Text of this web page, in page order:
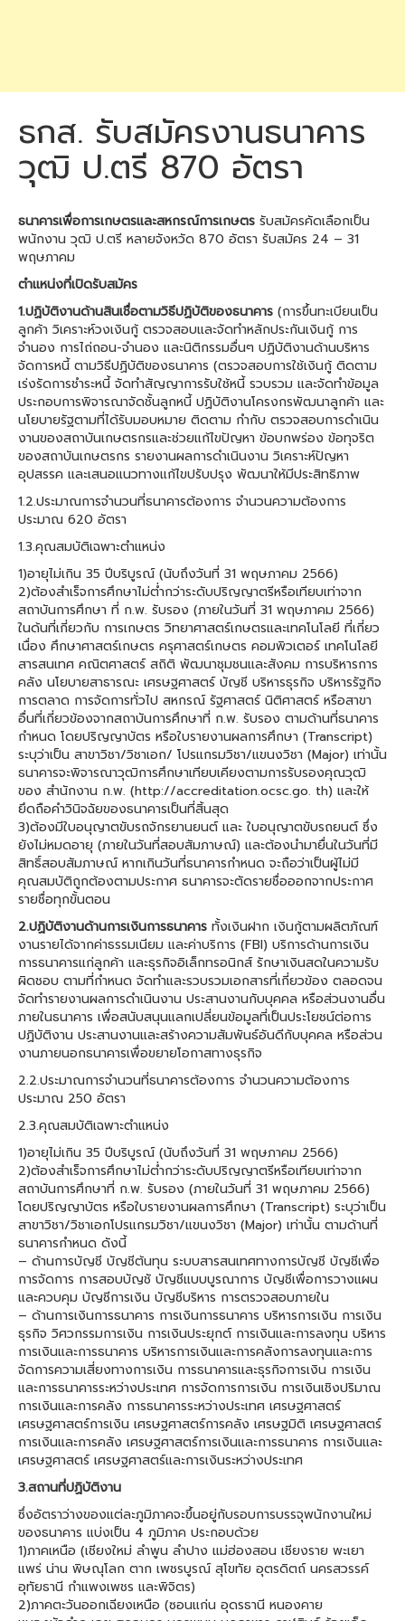
ธกส. รับสมัครงานธนาคาร
วุฒิ ป.ตรี 870 อัตรา
ธนาคารเพื่อการเกษตรและสหกรณ์การเกษตร รับสมัครคัดเลือกเป็น
พนักงาน วุฒิ ป.ตรี หลายจังหวัด 870 อัตรา รับสมัคร 24 – 31
พฤษภาคม
ตำแหน่งที่เปิดรับสมัคร
1.ปฏิบัติงานด้านสินเชื่อตามวิธีปฏิบัติของธนาคาร (การขึ้นทะเบียนเป็น
ลูกค้า วิเคราะห์วงเงินกู้ ตรวจสอบและจัดทำหลักประกันเงินกู้ การ
จำนอง การไถ่ถอน-จำนอง และนิติกรรมอื่นๆ ปฏิบัติงานด้านบริหาร
จัดการหนี้ ตามวิธีปฏิบัติของธนาคาร (ตรวจสอบการใช้เงินกู้ ติดตาม
เร่งรัดการชำระหนี้ จัดทำสัญญาการรับใช้หนี้ รวบรวม และจัดทำข้อมูล
ประกอบการพิจารณาจัดชั้นลูกหนี้ ปฏิบัติงานโครงกรพัฒนาลูกค้า และ
นโยบายรัฐตามที่ได้รับมอบหมาย ติดตาม กำกับ ตรวจสอบการดำเนิน
งานของสถาบันเกษตรกรและช่วยแก้ไขปัญหา ข้อบกพร่อง ข้อทุจริต
ของสถาบันเกษตรกร รายงานผลการดำเนินงาน วิเคราะห์ปัญหา
อุปสรรค และเสนอแนวทางแก้ไขปรับปรุง พัฒนาให้มีประสิทธิภาพ
1.2.ประมาณการจำนวนที่ธนาคารต้องการ จำนวนความต้องการ
ประมาณ 620 อัตรา
1.3.คุณสมบัติเฉพาะตำแหน่ง
1)อายุไม่เกิน 35 ปีบริบูรณ์ (นับถึงวันที่ 31 พฤษภาคม 2566)
2)ต้องสำเร็จการศึกษาไม่ต่ำกว่าระดับปริญญาตรีหรือเทียบเท่าจาก
สถาบันการศึกษา ที่ ก.พ. รับรอง (ภายในวันที่ 31 พฤษภาคม 2566)
ในด้นที่เกี่ยวกับ การเกษตร วิทยาศาสตร์เกษตรและเทคโนโลยี ที่เกี่ยว
เนื่อง ศึกษาศาสตร์เกษตร ครุศาสตร์เกษตร คอมพิวเตอร์ เทคโนโลยี
สารสนเทศ คณิตศาสตร์ สถิติ พัฒนาชุมชนและสังคม การบริหารการ
คลัง นโยบายสาธารณะ เศรษฐศาสตร์ บัญชี บริหารธุรกิจ บริหารรัฐกิจ
การตลาด การจัดการทั่วไป สหกรณ์ รัฐศาสตร์ นิติศาสตร์ หรือสาขา
อื่นที่เกี่ยวข้องจากสถาบันการศึกษาที่ ก.พ. รับรอง ตามด้านที่ธนาคาร
กำหนด โดยปริญญาบัตร หรือใบรายงานผลการศึกษา (Transcript)
ระบุว่าเป็น สาขาวิชา/วิชาเอก/ โปรแกรมวิชา/แขนงวิชา (Major) เท่านั้น
ธนาคารจะพิจารณาวุฒิการศึกษาเทียบเคียงตามการรับรองคุณวุฒิ
ของ สำนักงาน ก.พ. (http://accreditation.ocsc.go. th) และให้
ยึดถือคำวินิจฉัยของธนาคารเป็นที่สิ้นสุด
3)ต้องมีใบอนุญาตขับรถจักรยานยนต์ และ ใบอนุญาตขับรถยนต์ ซึ่ง
ยังไม่หมดอายุ (ภายในวันที่สอบสัมภาษณ์) และต้องนำมายื่นในวันที่มี
สิทธิ์สอบสัมภาษณ์ หากเกินวันที่ธนาคารกำหนด จะถือว่าเป็นผู้ไม่มี
คุณสมบัติถูกต้องตามประกาศ ธนาคารจะตัดรายชื่อออกจากประกาศ
รายชื่อทุกขั้นตอน
2.ปฏิบัติงานด้านการเงินการธนาคาร ทั้งเงินฝาก เงินกู้ตามผลิตภัณฑ์
งานรายได้จากค่าธรรมเนียม และค่าบริการ (FBI) บริการด้านการเงิน
การธนาคารแก่ลูกค้า และธุรกิจอิเล็กทรอนิกส์ รักษาเงินสดในความรับ
ผิดชอบ ตามที่กำหนด จัดทำและรวบรวมเอกสารที่เกี่ยวข้อง ตลอดจน
จัดทำรายงานผลการดำเนินงาน ประสานงานกับบุคคล หรือส่วนงานอื่น
ภายในธนาคาร เพื่อสนับสนุนแลกเปลี่ยนข้อมูลที่เป็นประโยชน์ต่อการ
ปฏิบัติงาน ประสานงานและสร้างความสัมพันธ์อันดีกับบุคคล หรือส่วน
งานภายนอกธนาคารเพื่อขยายโอกาสทางธุรกิจ
2.2.ประมาณการจำนวนที่ธนาคารต้องการ จำนวนความต้องการ
ประมาณ 250 อัตรา
2.3.คุณสมบัติเฉพาะตำแหน่ง
1)อายุไม่เกิน 35 ปีบริบูรณ์ (นับถึงวันที่ 31 พฤษภาคม 2566)
2)ต้องสำเร็จการศึกษาไม่ต่ำกว่าระดับปริญญาตรีหรือเทียบเท่าจาก
สถาบันการศึกษาที่ ก.พ. รับรอง (ภายในวันที่ 31 พฤษภาคม 2566)
โดยปริญญาบัตร หรือใบรายงานผลการศึกษา (Transcript) ระบุว่าเป็น
สาขาวิชา/วิชาเอกโปรแกรมวิชา/แขนงวิชา (Major) เท่านั้น ตามด้านที่
ธนาคารกำหนด ดังนี้
– ด้านการบัญชี บัญชีต้นทุน ระบบสารสนเทศทางการบัญชี บัญชีเพื่อ
การจัดการ การสอบบัญชั บัญชีแบบบูรณาการ บัญชีเพื่อการวางแผน
และควบคุม บัญชีการเงิน บัญชีบริหาร การตรวจสอบภายใน
– ด้านการเงินการธนาคาร การเงินการธนาคาร บริหารการเงิน การเงิน
ธุรกิจ วิศวกรรมการเงิน การเงินประยุกต์ การเงินและการลงทุน บริหาร
การเงินและการธนาคาร บริหารการเงินและการคลังการลงทุนและการ
จัดการความเสี่ยงทางการเงิน การธนาคารและธุรกิจการเงิน การเงิน
และการธนาคารระหว่างประเทศ การจัดการการเงิน การเงินเชิงปริมาณ
การเงินและการคลัง การธนาคารระหว่างประเทศ เศรษฐศาสตร์
เศรษฐศาสตร์การเงิน เศรษฐศาสตร์การคลัง เศรษฐมิติ เศรษฐศาสตร์
การเงินและการคลัง เศรษฐศาสตร์การเงินและการธนาคาร การเงินและ
เศรษฐศาสตร์ เศรษฐศาสตร์และการเงินระหว่างประเทศ
3.สถานที่ปฏิบัติงาน
ซึ่งอัตราว่างของแต่ละภูมิภาคจะขึ้นอยู่กับรอบการบรรจุพนักงานใหม่
ของธนาคาร แบ่งเป็น 4 ภูมิภาค ประกอบด้วย
1)ภาคเหนือ (เชียงใหม่ ลำพูน ลำปาง แม่ฮ่องสอน เชียงราย พะเยา
แพร่ น่าน พิษณุโลก ตาก เพชรบูรณ์ สุโขทัย อุตรดิตถ์ นครสวรรค์
อุทัยธานี กำแพงเพชร และพิจิตร)
2)ภาคตะวันออกเฉียงเหนือ (ซอนแก่น อุดรธานี หนองคาย